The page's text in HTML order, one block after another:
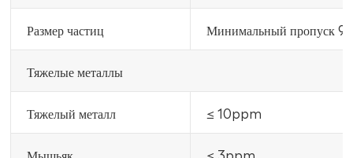
Размер частиц Минимальный пропуск
Тяжелые металлы
Тяжелый металл ≤ 10ppm
Мышьяк ≤ 3ppm